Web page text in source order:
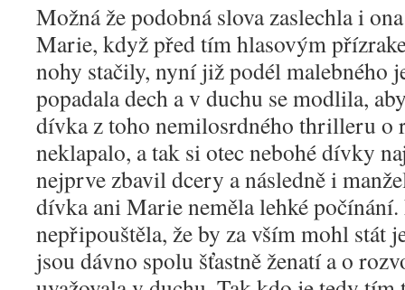
Možná že podobná slova zaslechla i
Marie, když před tím hlasovým
nohy stačily, nyní již podél malebného
popadala dech a v duchu se modlila,
dívka z toho nemilosrdného thrilleru o
neklapalo, a tak si otec nebohé dívky
nejprve zbavil dcery a následně i
dívka ani Marie neměla lehké
nepřipouštěla, že by za vším mohl stát
jsou dávno spolu šťastně ženatí a o